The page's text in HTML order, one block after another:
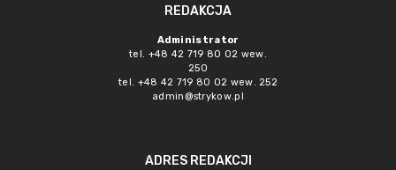
REDAKCJA
Administrator
tel. +48 42 719 80 02 wew.
250
tel. +48 42 719 80 02 wew. 252
admin@strykow.pl
ADRES REDAKCJI